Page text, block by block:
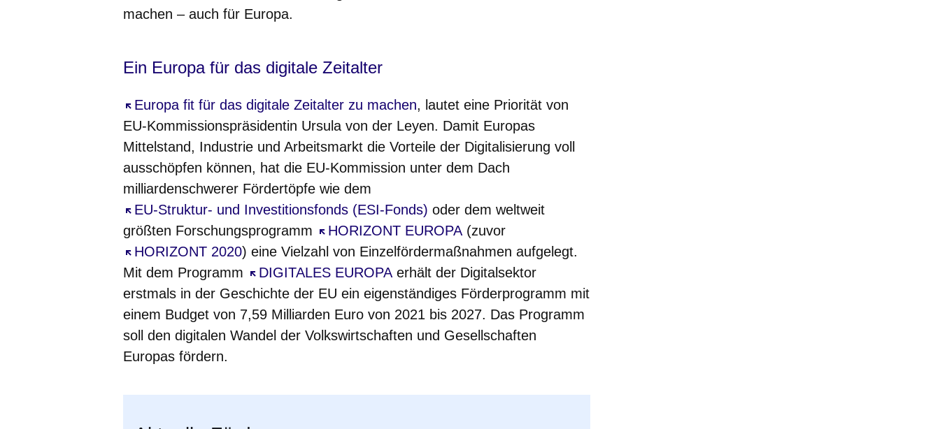
machen – auch für Europa.
Ein Europa für das digitale Zeitalter
Europa fit für das digitale Zeitalter zu machen
Öffnet sich in einem neuen Fenster
, lautet eine Priorität von
EU-Kommissionspräsidentin Ursula von der Leyen. Damit Europas
Mittelstand, Industrie und Arbeitsmarkt die Vorteile der Digitalisierung voll
ausschöpfen können, hat die EU-Kommission unter dem Dach
milliardenschwerer Fördertöpfe wie dem
EU-Struktur- und Investitionsfonds (ESI-Fonds)
Öffnet sich in einem neuen Fenster
oder dem weltweit
größten Forschungsprogramm
HORIZONT EUROPA
Öffnet sich in einem neuen Fenster
(zuvor
HORIZONT 2020
Öffnet sich in einem neuen Fenster) eine Vielzahl von Einzelfördermaßnahmen aufgelegt.
Mit dem Programm
DIGITALES EUROPA
Öffnet sich in einem neuen Fenster
erhält der Digitalsektor
erstmals in der Geschichte der EU ein eigenständiges Förderprogramm mit
einem Budget von 7,59 Milliarden Euro von 2021 bis 2027. Das Programm
soll den digitalen Wandel der Volkswirtschaften und Gesellschaften
Europas fördern.